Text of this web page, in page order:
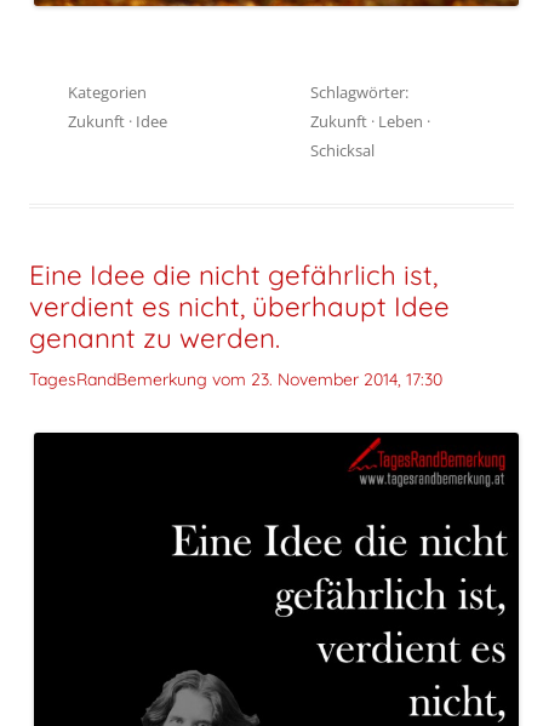
Kategorien
Zukunft · Idee
Schlagwörter:
Zukunft · Leben ·
Schicksal
Eine Idee die nicht gefährlich ist,
verdient es nicht, überhaupt Idee
genannt zu werden.
TagesRandBemerkung vom 23. November 2014, 17:30